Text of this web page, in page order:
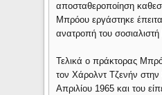
αποσταθεροποίηση
Μπρόου εργάστηκε
ανατροπή του
Τελικά ο πράκτορας
τον Χάρολντ Τζενήν στην
Απριλίου 1965 και του